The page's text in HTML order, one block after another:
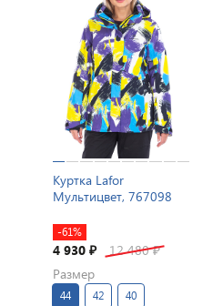
Куртка Lafor
Мультицвет, 767098
-61%
4 930 ₽ 12 480₽
Размер
44 42 40